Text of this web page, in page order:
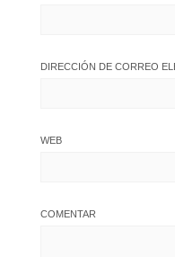
DIRECCIÓN DE CORREO
WEB
COMENTAR